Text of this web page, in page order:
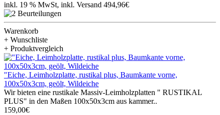
inkl. 19 % MwSt, inkl. Versand 494,96€
Warenkorb
+ Wunschliste
+ Produktvergleich
"Eiche, Leimholzplatte, rustikal plus, Baumkante vorne,
100x50x3cm, geölt, Wildeiche
Wir bieten eine rustikale Massiv-Leimholzplatten " RUSTIKAL
PLUS" in den Maßen 100x50x3cm aus kammer..
159,00€